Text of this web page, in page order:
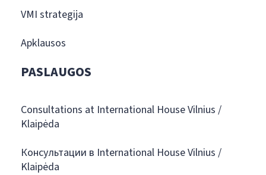
VMI strategija
Apklausos
PASLAUGOS
Consultations at International House Vilnius /
Klaipėda
Консультации в International House Vilnius /
Klaipėda